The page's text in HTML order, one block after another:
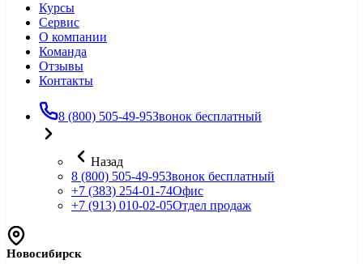
Курсы
Сервис
О компании
Команда
Отзывы
Контакты
8 (800) 505-49-95Звонок бесплатный
Назад
8 (800) 505-49-95Звонок бесплатный
+7 (383) 254-01-74Офис
+7 (913) 010-02-05Отдел продаж
Новосибирск